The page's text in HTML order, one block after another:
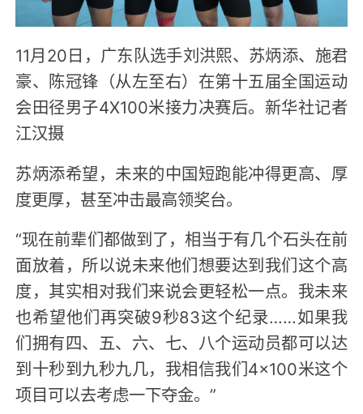
11月20日，广东队选手刘洪熙、苏炳添、施君
豪、陈冠锋（从左至右）在第十五届全国运动
会田径男子4X100米接力决赛后。新华社记者
江汉摄
苏炳添希望，未来的中国短跑能冲得更高、厚
度更厚，甚至冲击最高领奖台。
“现在前辈们都做到了，相当于有几个石头在前
面放着，所以说未来他们想要达到我们这个高
度，其实相对我们来说会更轻松一点。我未来
也希望他们再突破9秒83这个纪录……如果我
们拥有四、五、六、七、八个运动员都可以达
到十秒到九秒九几，我相信我们4×100米这个
项目可以去考虑一下夺金。”